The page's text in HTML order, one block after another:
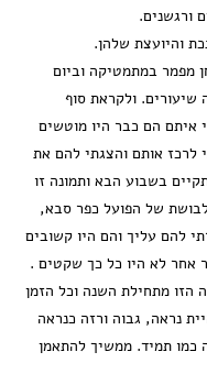
ורגשנים.
והיועצת שלהן.
מפמר במתמטיקה וביום
שיעורים. ולקראת סוף
איתם הם כבר היו מוטשים
לרכז אותם והצגתי להם את
בשבוע הבא ותמונה זו
של הפועל כפר סבא,
להם עליך והם היו קשובים
אחר לא היו כל כך שקטים .
הזו מתחילת השנה וכל הזמן
נראה, גבוה ורזה כנראה
כמו תמיד. ממשיך להתאמן